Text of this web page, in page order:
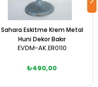
Sahara Eskitme Krem Metal
Huni Dekor Bakır
EVDM-AK.ER0110
₺490,00